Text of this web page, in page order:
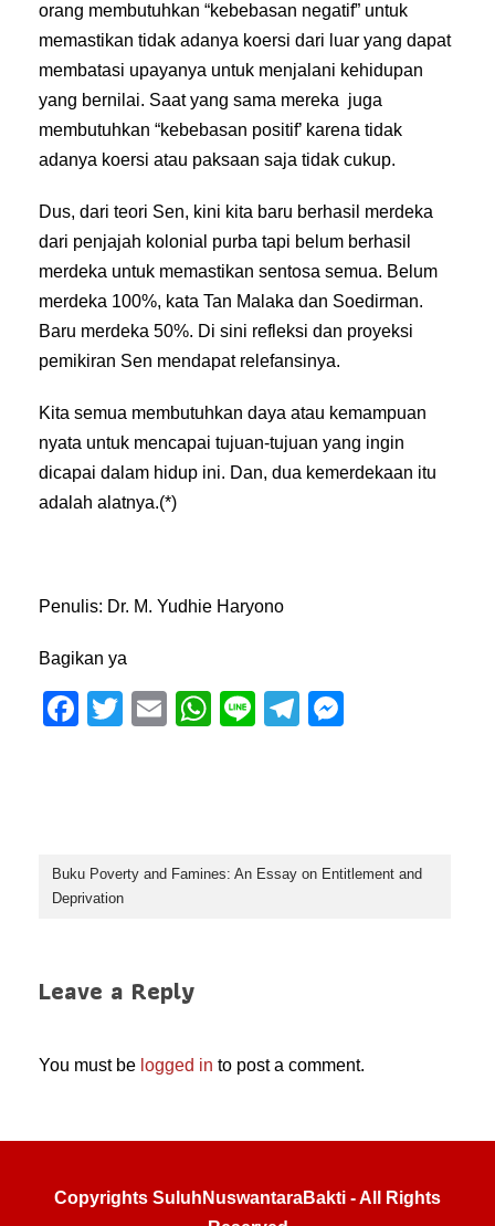
orang membutuhkan “kebebasan negatif” untuk
memastikan tidak adanya koersi dari luar yang dapat
membatasi upayanya untuk menjalani kehidupan
yang bernilai. Saat yang sama mereka juga
membutuhkan “kebebasan positif’ karena tidak
adanya koersi atau paksaan saja tidak cukup.
Dus, dari teori Sen, kini kita baru berhasil merdeka
dari penjajah kolonial purba tapi belum berhasil
merdeka untuk memastikan sentosa semua. Belum
merdeka 100%, kata Tan Malaka dan Soedirman.
Baru merdeka 50%. Di sini refleksi dan proyeksi
pemikiran Sen mendapat relefansinya.
Kita semua membutuhkan daya atau kemampuan
nyata untuk mencapai tujuan-tujuan yang ingin
dicapai dalam hidup ini. Dan, dua kemerdekaan itu
adalah alatnya.(*)
Penulis: Dr. M. Yudhie Haryono
Bagikan ya
F
o
T
E
W
p
Li
T
m g
Buku Poverty and Famines: An Essay on Entitlement and
Deprivation
Leave a Reply
You must be logged in to post a comment.
Copyrights SuluhNuswantaraBakti - All Rights